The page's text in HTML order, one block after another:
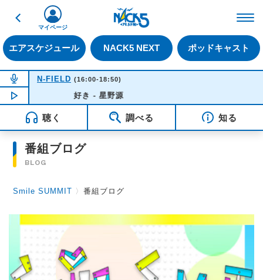
戻る
エアスケジュール NACK5 NEXT ポッドキャスト
マイページ
NOW ON AIR
N-FIELD (16:00-18:50)
NOW PLAYING 15:48
好き - 星野源
聴く 調べる 知る
番組ブログ
BLOG
Smile SUMMIT 〉番組ブログ